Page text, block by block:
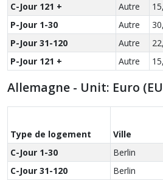
C-Jour 121 +
Autre
P-Jour 1-30
Autre
P-Jour 31-120
Autre
P-Jour 121 +
Autre
Allemagne - Unit: Euro
Type de logement Ville
C-Jour 1-30
Berlin
C-Jour 31-120
Berlin